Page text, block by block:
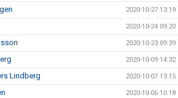
2020-10-27 13:19
2020-10-24 09:20
2020-10-23 09:39
2020-10-09 14:32
Lindberg 2020-10-07 13:15
2020-10-06 10:18